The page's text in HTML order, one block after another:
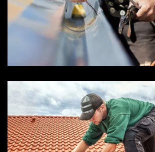
Devis zingueur 73 Savoie